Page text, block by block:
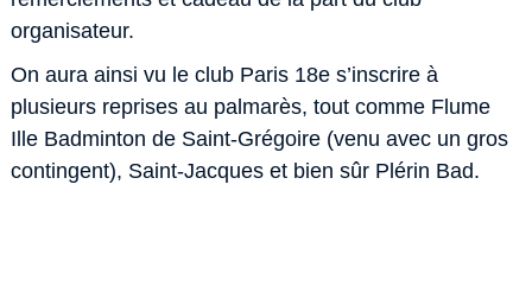
organisateur.
On aura ainsi vu le club Paris 18e s’inscrire à
plusieurs reprises au palmarès, tout comme Flume
Ille Badminton de Saint-Grégoire (venu avec un gros
contingent), Saint-Jacques et bien sûr Plérin Bad.